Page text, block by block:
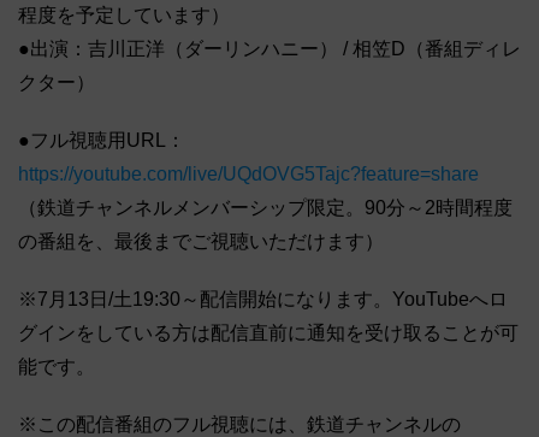
程度を予定しています）
●出演：吉川正洋（ダーリンハニー） / 相笠D（番組ディレ
クター）
●フル視聴用URL：
https://youtube.com/live/UQdOVG5Tajc?feature=share
（鉄道チャンネルメンバーシップ限定。90分～2時間程度
の番組を、最後までご視聴いただけます）
※7月13日/土19:30～配信開始になります。YouTubeへロ
グインをしている方は配信直前に通知を受け取ることが可
能です。
※この配信番組のフル視聴には、鉄道チャンネルの